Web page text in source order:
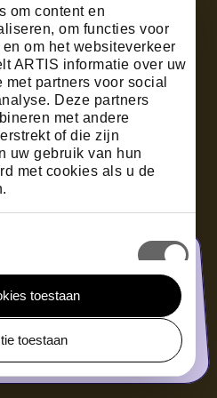
om content en
om functies voor
om het websiteverkeer
ARTIS informatie over uw
partners voor social
Deze partners
met andere
of die zijn
uw gebruik van hun
met cookies als u de
toestaan
toestaan
ARTIS Aquarium